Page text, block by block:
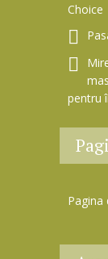
Choice
pentru